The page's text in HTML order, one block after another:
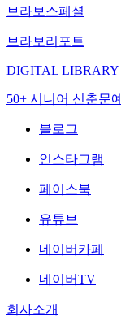
브라보스페셜
브라보리포트
DIGITAL LIBRARY
50+ 시니어 신춘문예
블로그
인스타그램
페이스북
유튜브
네이버카페
네이버TV
회사소개